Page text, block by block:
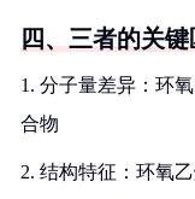
四、三者的关
1. 分子量差异：环
合物
2. 结构特征：环氧